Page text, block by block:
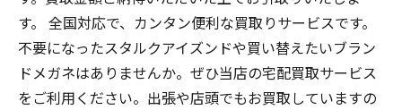
す。 全国対応で、カンタン便利な買取りサービスです。
不要になったスタルクアイズンドや買い替えたいブラン
ドメガネはありませんか。ぜひ当店の宅配買取サービス
をご利用ください。出張や店頭でもお買取していますの